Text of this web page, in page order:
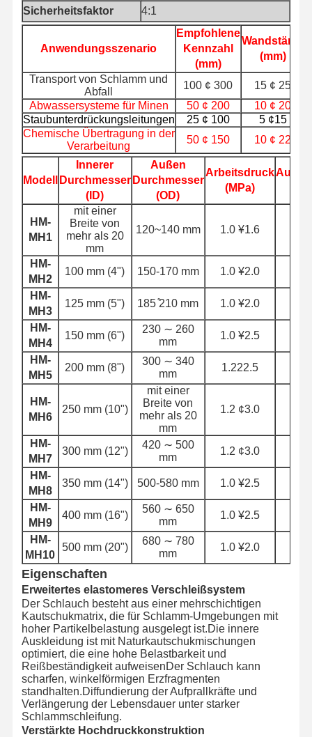
Abflussschlauchrohr
Verschleißbeständiger Schlauch
Schleimsaugschlauch
Wasserschlauch
Brennstoffschlauch
Hydraulische Ölhose
Keramische Schlauchrohre
Dampfschlauch
Bergbauschlauch
Phosphorsäure-Schlauch
Metallschlauch
Schlauchschwimmer
Gepanzerter Schlauch
Sicherheitsfaktor 4:1
Anwendungsszenario
Empfohlene
Kennzahl
(mm)
Wandstärke
(mm)
Transport von Schlamm und
Abfall
100 ¢ 300
15 ¢ 25
Abwassersysteme für Minen
50 ¢ 200
10 ¢ 20
Staubunterdrückungsleitungen
25 ¢ 100
5 ¢15
Chemische Übertragung in der
Verarbeitung
50 ¢ 150 10 ¢ 22
Modell
Innerer
Durchmesser
(ID)
Außen
Durchmesser
(OD)
Arbeitsdruck
(MPa)
HM-
MH1
mit einer
Breite von
mehr als 20
mm
120~140 mm 1.0 ¥1.6
HM-
MH2
100 mm (4") 150-170 mm 1.0 ¥2.0
HM-
MH3
125 mm (5") 185 ̊210 mm 1.0 ¥2.0
HM-
MH4
150 mm (6")
230 ∼ 260
mm
1.0 ¥2.5
HM-
MH5
200 mm (8")
300 ∼ 340
mm
1.222.5
HM-
MH6
250 mm (10")
mit einer
Breite von
mehr als 20
mm
1.2 ¢3.0
HM-
MH7
300 mm (12")
420 ∼ 500
mm
1.2 ¢3.0
HM-
MH8
350 mm (14") 500-580 mm 1.0 ¥2.5
HM-
MH9
400 mm (16")
560 ∼ 650
mm
1.0 ¥2.5
HM-
MH10
500 mm (20")
680 ∼ 780
mm
1.0 ¥2.0
Eigenschaften
Erweitertes elastomeres Verschleißsystem
Der Schlauch besteht aus einer mehrschichtigen
Kautschukmatrix, die für Schlamm-Umgebungen mit
hoher Partikelbelastung ausgelegt ist.Die innere
Auskleidung ist mit Naturkautschukmischungen
optimiert, die eine hohe Belastbarkeit und
Reißbeständigkeit aufweisenDer Schlauch kann
scharfen, winkelförmigen Erzfragmenten
standhalten.Diffundierung der Aufprallkräfte und
Verlängerung der Lebensdauer unter starker
Schlammschleifung.
Verstärkte Hochdruckkonstruktion